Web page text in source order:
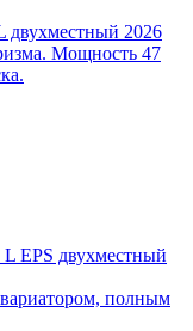
двухместный 2026
Мощность 47
EPS двухместный
полным